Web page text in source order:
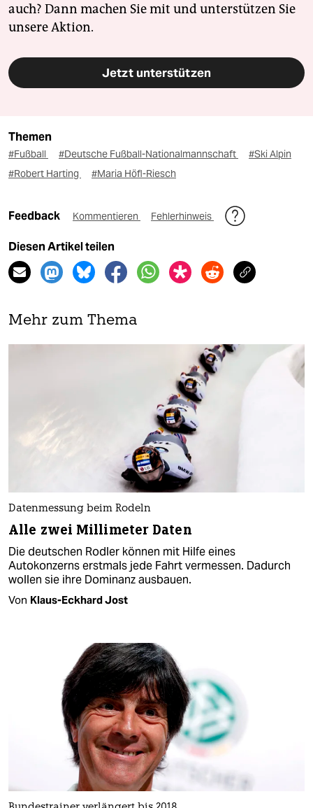
auch? Dann machen Sie mit und unterstützen Sie
unsere Aktion.
Jetzt unterstützen
Themen
#Fußball #Deutsche Fußball-Nationalmannschaft
#Ski Alpin
#Robert Harting
#Maria Höfl-Riesch
Feedback Kommentieren Fehlerhinweis
Diesen Artikel teilen
Mehr zum Thema
Datenmessung beim Rodeln
Alle zwei Millimeter Daten
Die deutschen Rodler können mit Hilfe eines
Autokonzerns erstmals jede Fahrt vermessen. Dadurch
wollen sie ihre Dominanz ausbauen.
Von Klaus-Eckhard Jost